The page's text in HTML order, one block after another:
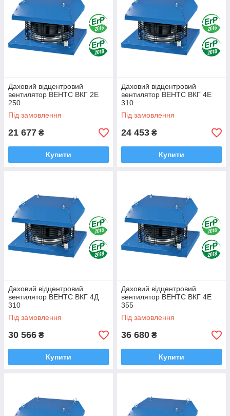
Даховий відцентровий
вентилятор ВЕНТС ВКГ 2Е
250
Під замовлення
21 677 ₴
Купити
Даховий відцентровий
вентилятор ВЕНТС ВКГ 4Е
310
Під замовлення
24 453 ₴
Купити
Даховий відцентровий
вентилятор ВЕНТС ВКГ 4Д
310
Під замовлення
30 566 ₴
Купити
Даховий відцентровий
вентилятор ВЕНТС ВКГ 4Е
355
Під замовлення
36 680 ₴
Купити